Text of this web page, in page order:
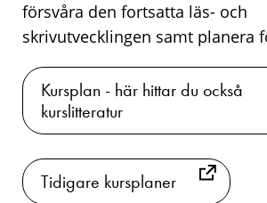
försvåra den fortsatta läs- och
skrivutvecklingen samt planera
Kursplan - här hittar du också
kurslitteratur
Tidigare kursplaner